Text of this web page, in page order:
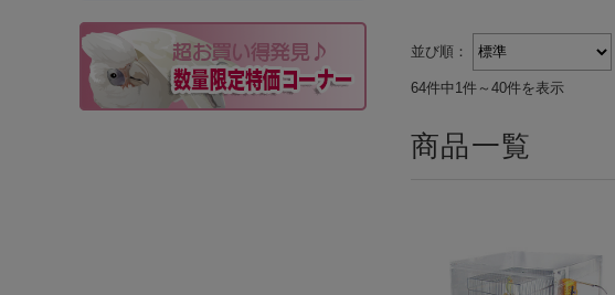
並び順：
64件中1件～40件を表示
商品一覧